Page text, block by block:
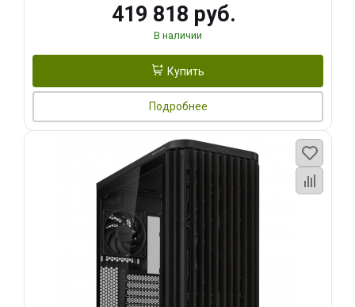
419 818 руб.
В наличии
Купить
Подробнее